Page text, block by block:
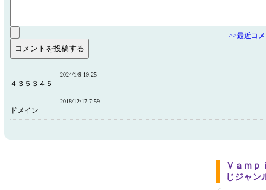
>>最近コ
2024/1/9 19:25
４３５３４５
2018/12/17 7:59
ドメイン
Ｖａｍ
じジャン